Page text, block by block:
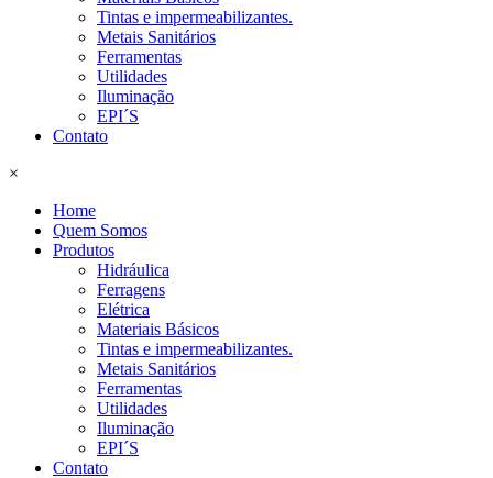
Tintas e impermeabilizantes.
Metais Sanitários
Ferramentas
Utilidades
Iluminação
EPI´S
Contato
×
Home
Quem Somos
Produtos
Hidráulica
Ferragens
Elétrica
Materiais Básicos
Tintas e impermeabilizantes.
Metais Sanitários
Ferramentas
Utilidades
Iluminação
EPI´S
Contato